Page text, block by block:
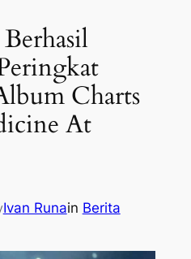
Charts
At
Ivan Runain Berita